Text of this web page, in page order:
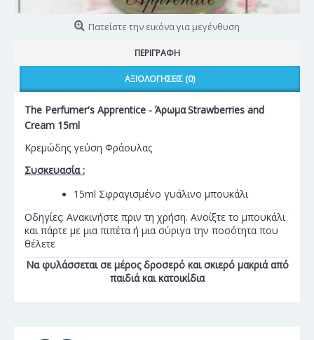
Πατείστε την εικόνα για μεγένθυση
ΠΕΡΙΓΡΑΦΉ
ΑΞΙΟΛΟΓΉΣΕΙΣ (0)
The Perfumer's Apprentice - ΆρωμαStrawberries and
Cream 15ml
Κρεμώδης γεύση Φράουλας
Συσκευασία :
15ml Σφραγισμένο γυάλινο μπουκάλι
Οδηγίες: Ανακινήστε πριν τη χρήση. Ανοίξτε το μπουκάλι
και πάρτε με μια πιπέτα ή μια σύριγα την ποσότητα που
θέλετε
Να φυλάσσεται σε μέρος δροσερό και σκιερό μακριά από
παιδιά και κατοικίδια